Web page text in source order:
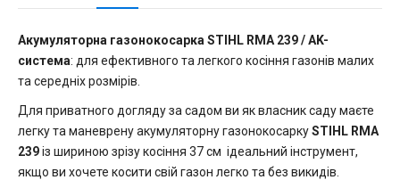
Акумуляторна газонокосарка STIHL RMA 239 / AK-
система: для ефективного та легкого косіння газонів малих
та середніх розмірів.
Для приватного догляду за садом ви як власник саду маєте
легку та маневрену акумуляторну газонокосаркуSTIHL RMA
239із шириною зрізу косіння 37 см ідеальний інструмент,
якщо ви хочете косити свій газон легко та без викидів.